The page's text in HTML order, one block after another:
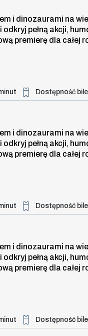
i dinozaurami na
pełną akcji,
premierę dla całej
Dostępność
Duża dostępność
i dinozaurami na
pełną akcji,
premierę dla całej
Dostępność
Duża dostępność
sierpnia
i dinozaurami na
pełną akcji,
premierę dla całej
Dostępność
Duża dostępność